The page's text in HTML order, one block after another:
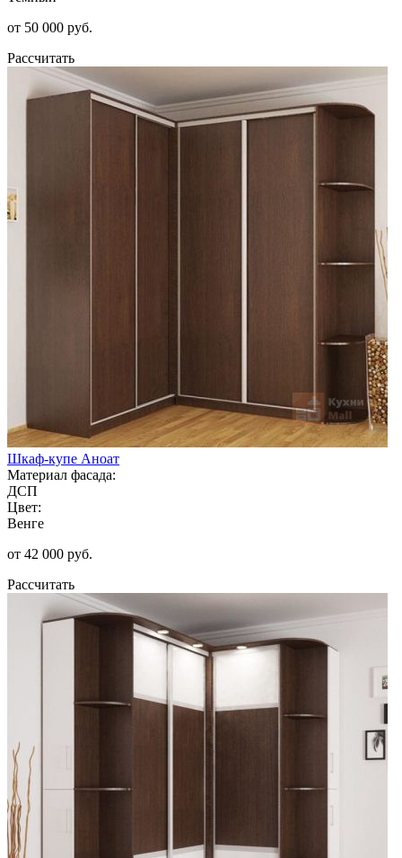
от 50 000 руб.
Рассчитать
Шкаф-купе Аноат
Материал фасада:
ДСП
Цвет:
Венге
от 42 000 руб.
Рассчитать